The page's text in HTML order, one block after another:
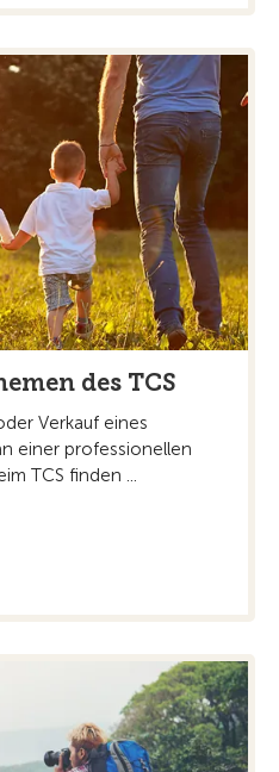
des TCS
Verkauf eines
einer professionellen
TCS finden ...